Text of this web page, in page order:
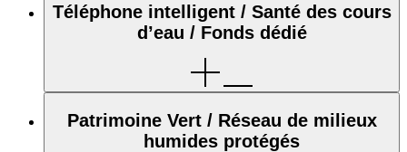
Téléphone intelligent / Santé des cours
d’eau / Fonds dédié
Patrimoine Vert / Réseau de milieux
humides protégés